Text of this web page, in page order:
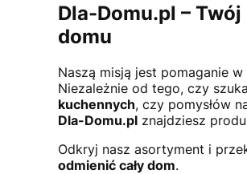
Dla-Domu.pl –
domu
Naszą misją jest pomaganie
Niezależnie od tego, czy
kuchennych, czy pomysłów
Dla-Domu.pl znajdziesz
Odkryj nasz asortyment i
odmienić cały dom.